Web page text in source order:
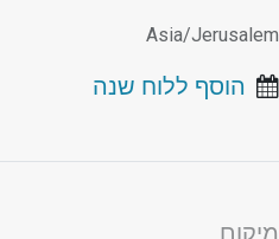
Asia/Jerusalem
הוסף ללוח שנה
מיקום